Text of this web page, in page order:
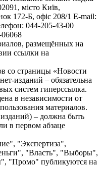
місто Київ,
172-Б, офіс 208/1 E-mail:
044-205-43-00
размещённых на
ссылки на
со страницы «Новости
изданий – обязательна
систем гиперссылка.
в независимости от
материалов.
– должна быть
в первом абзаце
"Экспертиза",
"Власть", "Выборы",
"Промо" публикуются на